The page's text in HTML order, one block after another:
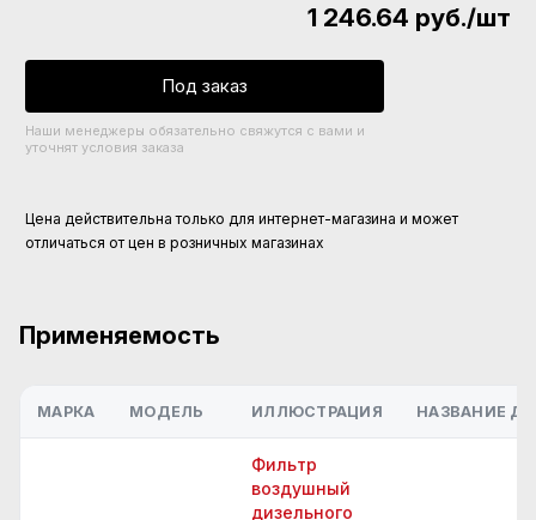
1 246.64 руб./шт
Под заказ
Наши менеджеры обязательно свяжутся с вами и
уточнят условия заказа
Цена действительна только для интернет-магазина и может
отличаться от цен в розничных магазинах
Применяемость
МАРКА МОДЕЛЬ ИЛЛЮСТРАЦИЯ НАЗВАНИЕ
Фильтр
воздушный
дизельного